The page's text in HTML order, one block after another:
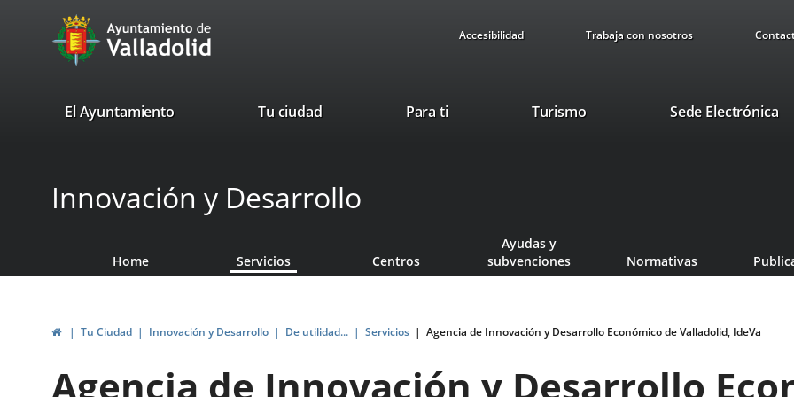
Portal
Web
Ayuntamiento
Valladolid
Accesibilidad Trabaja con nosotros
valladolid.es
El Ayuntamiento Tu ciudad Para ti TurismoThis
window.
Sede Electrónica
Innovación y Desarrollo
Home Servicios Centros
Ayudas y
subvenciones
Normativas
HomeTu Ciudad Innovación y Desarrollo De utilidad... Servicios Agencia de Innovación y Desarrollo Económico de Valladolid, IdeVa
Agencia de Innovación y Desarrollo